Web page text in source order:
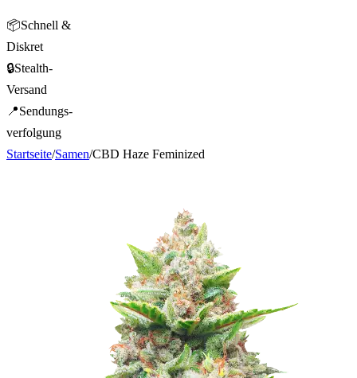
📦Schnell &
Diskret
🔒Stealth-
Versand
📍Sendungs-
verfolgung
Startseite/Samen/CBD Haze Feminized